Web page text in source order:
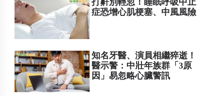
症恐增心肌梗塞、中風風險
知名牙醫、演員相繼猝逝！
醫示警：中壯年族群「3原
因」易忽略心臟警訊